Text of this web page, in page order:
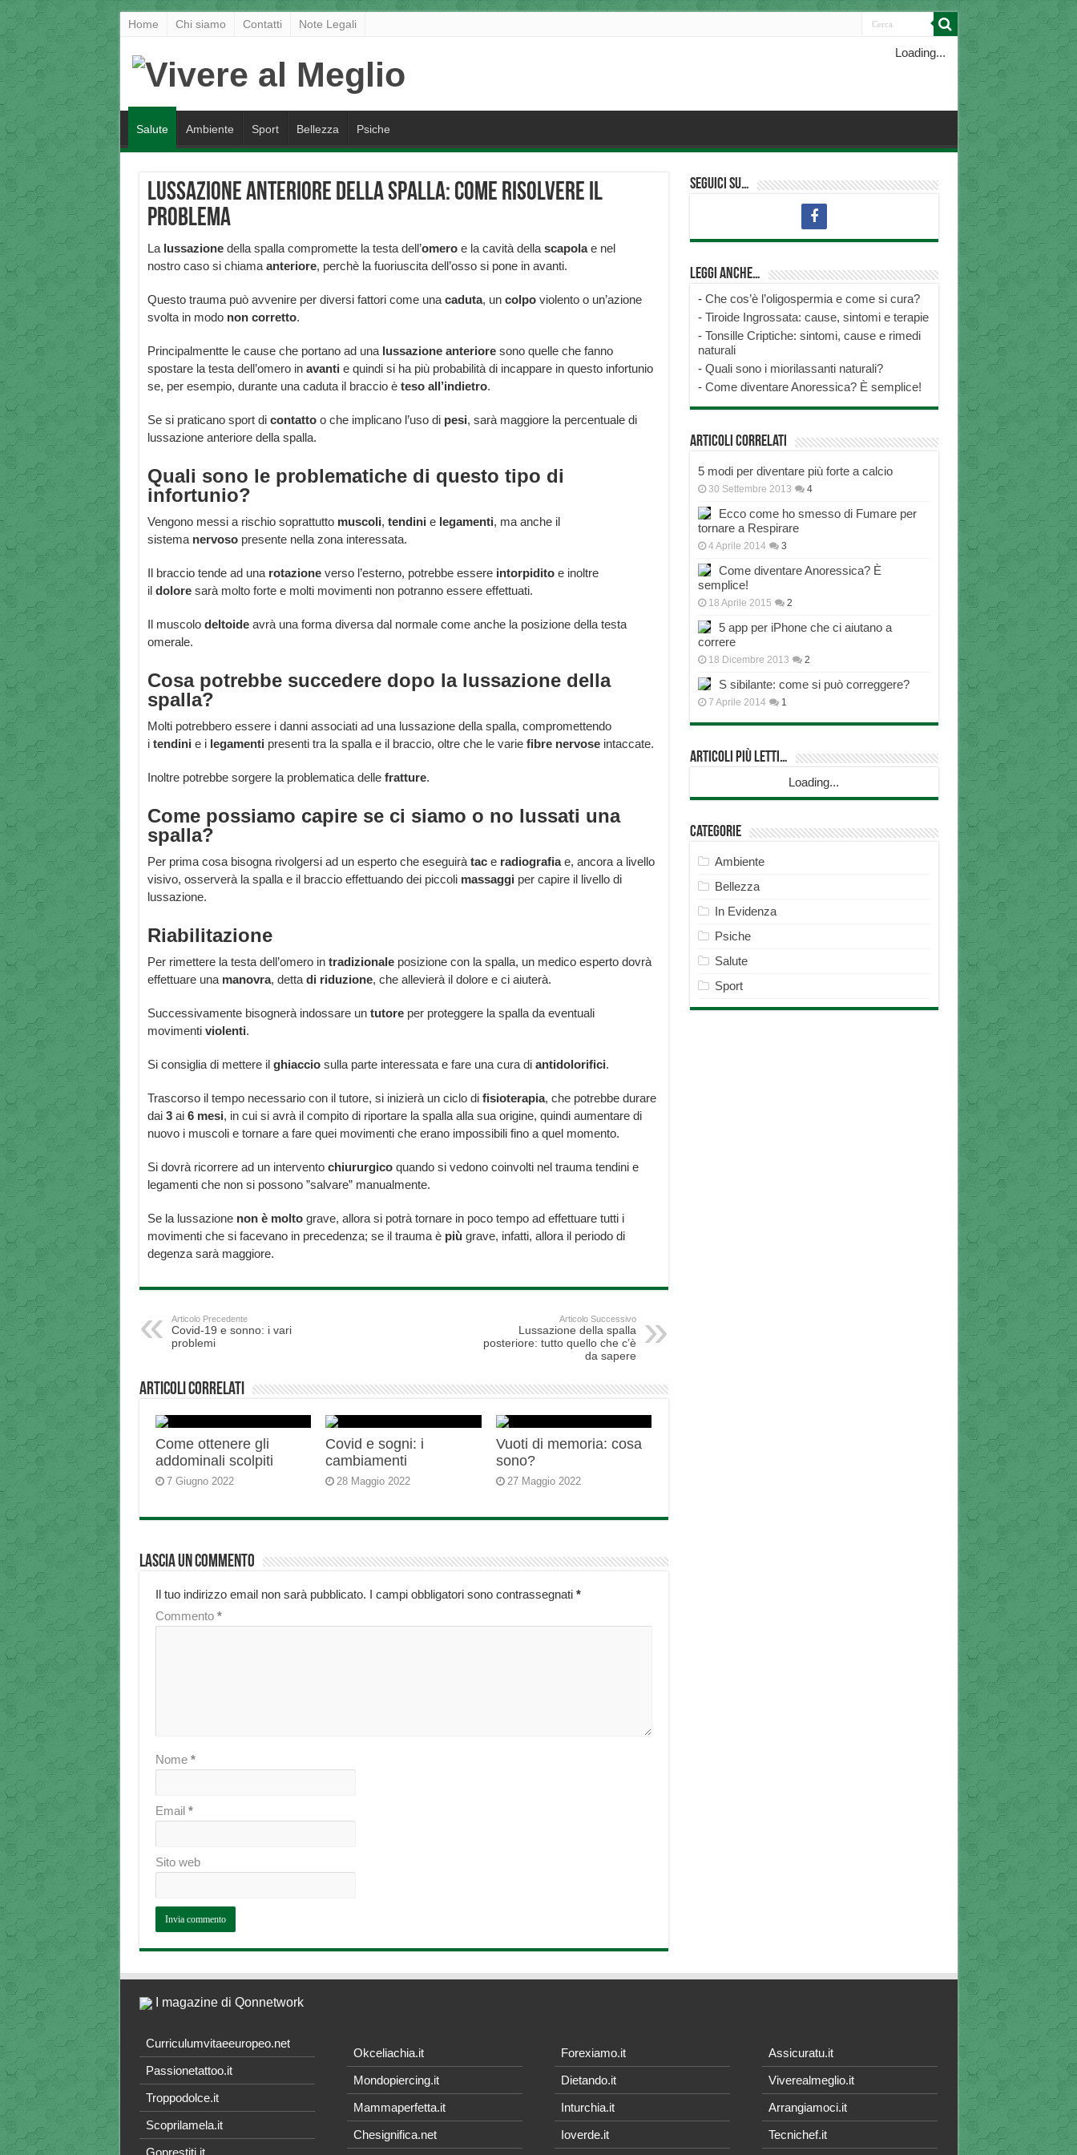
Home Chi siamo Contatti Note Legali
Loading...
Salute Ambiente Sport Bellezza Psiche
Lussazione anteriore della spalla: come risolvere il
problema
La lussazionedella spalla compromette la testa dell’omeroe la cavità della scapolae nel
nostro caso si chiama anteriore, perchè la fuoriuscita dell’osso si pone in avanti.
Questo trauma può avvenire per diversi fattori come una caduta, un colpoviolento o un’azione
svolta in modo non corretto.
Principalmentte le cause che portano ad una lussazione anterioresono quelle che fanno
spostare la testa dell’omero in avanti e quindi si ha più probabilità di incappare in questo infortunio
se, per esempio, durante una caduta il braccio è teso all’indietro.
Se si praticano sport di contattoo che implicano l’uso di pesi, sarà maggiore la percentuale di
lussazione anteriore della spalla.
Quali sono le problematiche di questo tipo di
infortunio?
Vengono messi a rischio soprattutto muscoli, tendini e legamenti, ma anche il
sistema nervosopresente nella zona interessata.
Il braccio tende ad una rotazioneverso l’esterno, potrebbe essere intorpiditoe inoltre
il doloresarà molto forte e molti movimenti non potranno essere effettuati.
Il muscolo deltoideavrà una forma diversa dal normale come anche la posizione della testa
omerale.
Cosa potrebbe succedere dopo la lussazione della
spalla?
Molti potrebbero essere i danni associati ad una lussazione della spalla, compromettendo
i tendini e i legamenti presenti tra la spalla e il braccio, oltre che le varie fibre nervoseintaccate.
Inoltre potrebbe sorgere la problematica delle fratture.
Come possiamo capire se ci siamo o no lussati una
spalla?
Per prima cosa bisogna rivolgersi ad un esperto che eseguirà tace radiografiae, ancora a livello
visivo, osserverà la spalla e il braccio effettuando dei piccoli massaggi per capire il livello di
lussazione.
Riabilitazione
Per rimettere la testa dell’omero in tradizionaleposizione con la spalla, un medico esperto dovrà
effettuare una manovra, detta di riduzione, che allevierà il dolore e ci aiuterà.
Successivamente bisognerà indossare un tutoreper proteggere la spalla da eventuali
movimenti violenti.
Si consiglia di mettere il ghiacciosulla parte interessata e fare una cura di antidolorifici.
Trascorso il tempo necessario con il tutore, si inizierà un ciclo di fisioterapia, che potrebbe durare
dai 3ai 6 mesi, in cui si avrà il compito di riportare la spalla alla sua origine, quindi aumentare di
nuovo i muscoli e tornare a fare quei movimenti che erano impossibili fino a quel momento.
Si dovrà ricorrere ad un intervento chiururgicoquando si vedono coinvolti nel trauma tendini e
legamenti che non si possono ”salvare” manualmente.
Se la lussazione non è molto grave, allora si potrà tornare in poco tempo ad effettuare tutti i
movimenti che si facevano in precedenza; se il trauma è piùgrave, infatti, allora il periodo di
degenza sarà maggiore.
Articolo Precedente
Covid-19 e sonno: i vari
problemi
Articolo Successivo
Lussazione della spalla
posteriore: tutto quello che c’è
da sapere
Articoli correlati
Come ottenere gli
addominali scolpiti
7 Giugno 2022
Covid e sogni: i
cambiamenti
28 Maggio 2022
Vuoti di memoria: cosa
sono?
27 Maggio 2022
Lascia un commento
Il tuo indirizzo email non sarà pubblicato. I campi obbligatori sono contrassegnati *
Commento *
Nome *
Email *
Sito web
Seguici su…
Leggi anche…
- Che cos’è l’oligospermia e come si cura?
- Tiroide Ingrossata: cause, sintomi e terapie
- Tonsille Criptiche: sintomi, cause e rimedi
naturali
- Quali sono i miorilassanti naturali?
- Come diventare Anoressica? È semplice!
Articoli correlati
5 modi per diventare più forte a calcio
30 Settembre 2013 4
Ecco come ho smesso di Fumare per
tornare a Respirare
4 Aprile 2014 3
Come diventare Anoressica? È
semplice!
18 Aprile 2015 2
5 app per iPhone che ci aiutano a
correre
18 Dicembre 2013 2
S sibilante: come si può correggere?
7 Aprile 2014 1
Articoli più Letti…
Loading...
Categorie
Ambiente
Bellezza
In Evidenza
Psiche
Salute
Sport
I magazine di Qonnetwork
Curriculumvitaeeuropeo.net
Passionetattoo.it
Troppodolce.it
Scoprilamela.it
Okceliachia.it
Mondopiercing.it
Mammaperfetta.it
Chesignifica.net
Forexiamo.it
Dietando.it
Inturchia.it
Ioverde.it
Assicuratu.it
Viverealmeglio.it
Arrangiamoci.it
Tecnichef.it